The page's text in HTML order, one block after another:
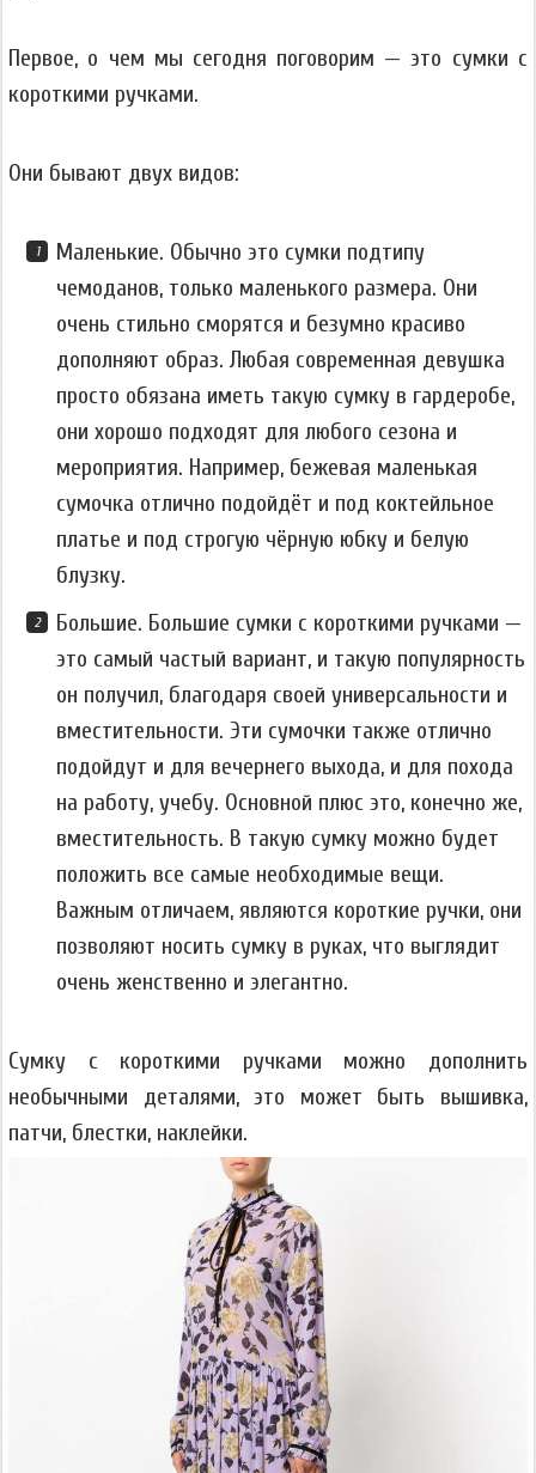
Первое, о чем мы сегодня поговорим — это сумки с
короткими ручками.
Они бывают двух видов:
Маленькие. Обычно это сумки подтипу
чемоданов, только маленького размера. Они
очень стильно сморятся и безумно красиво
дополняют образ. Любая современная девушка
просто обязана иметь такую сумку в гардеробе,
они хорошо подходят для любого сезона и
мероприятия. Например, бежевая маленькая
сумочка отлично подойдёт и под коктейльное
платье и под строгую чёрную юбку и белую
блузку.
Большие. Большие сумки с короткими ручками —
это самый частый вариант, и такую популярность
он получил, благодаря своей универсальности и
вместительности. Эти сумочки также отлично
подойдут и для вечернего выхода, и для похода
на работу, учебу. Основной плюс это, конечно же,
вместительность. В такую сумку можно будет
положить все самые необходимые вещи.
Важным отличаем, являются короткие ручки, они
позволяют носить сумку в руках, что выглядит
очень женственно и элегантно.
Сумку с короткими ручками можно дополнить
необычными деталями, это может быть вышивка,
патчи, блестки, наклейки.